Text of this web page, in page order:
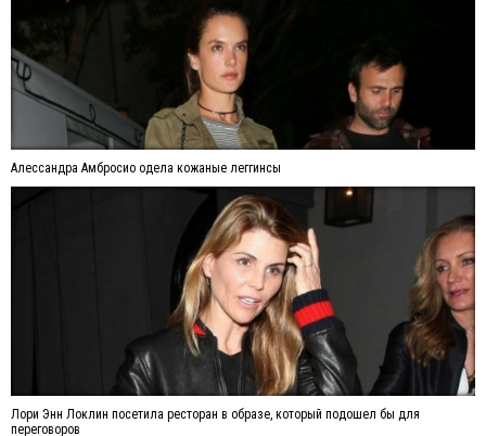
Алессандра Амбросио одела кожаные леггинсы
Лори Энн Локлин посетила ресторан в образе, который подошел бы для
переговоров